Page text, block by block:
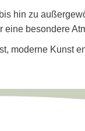
hin zu
besondere
moderne